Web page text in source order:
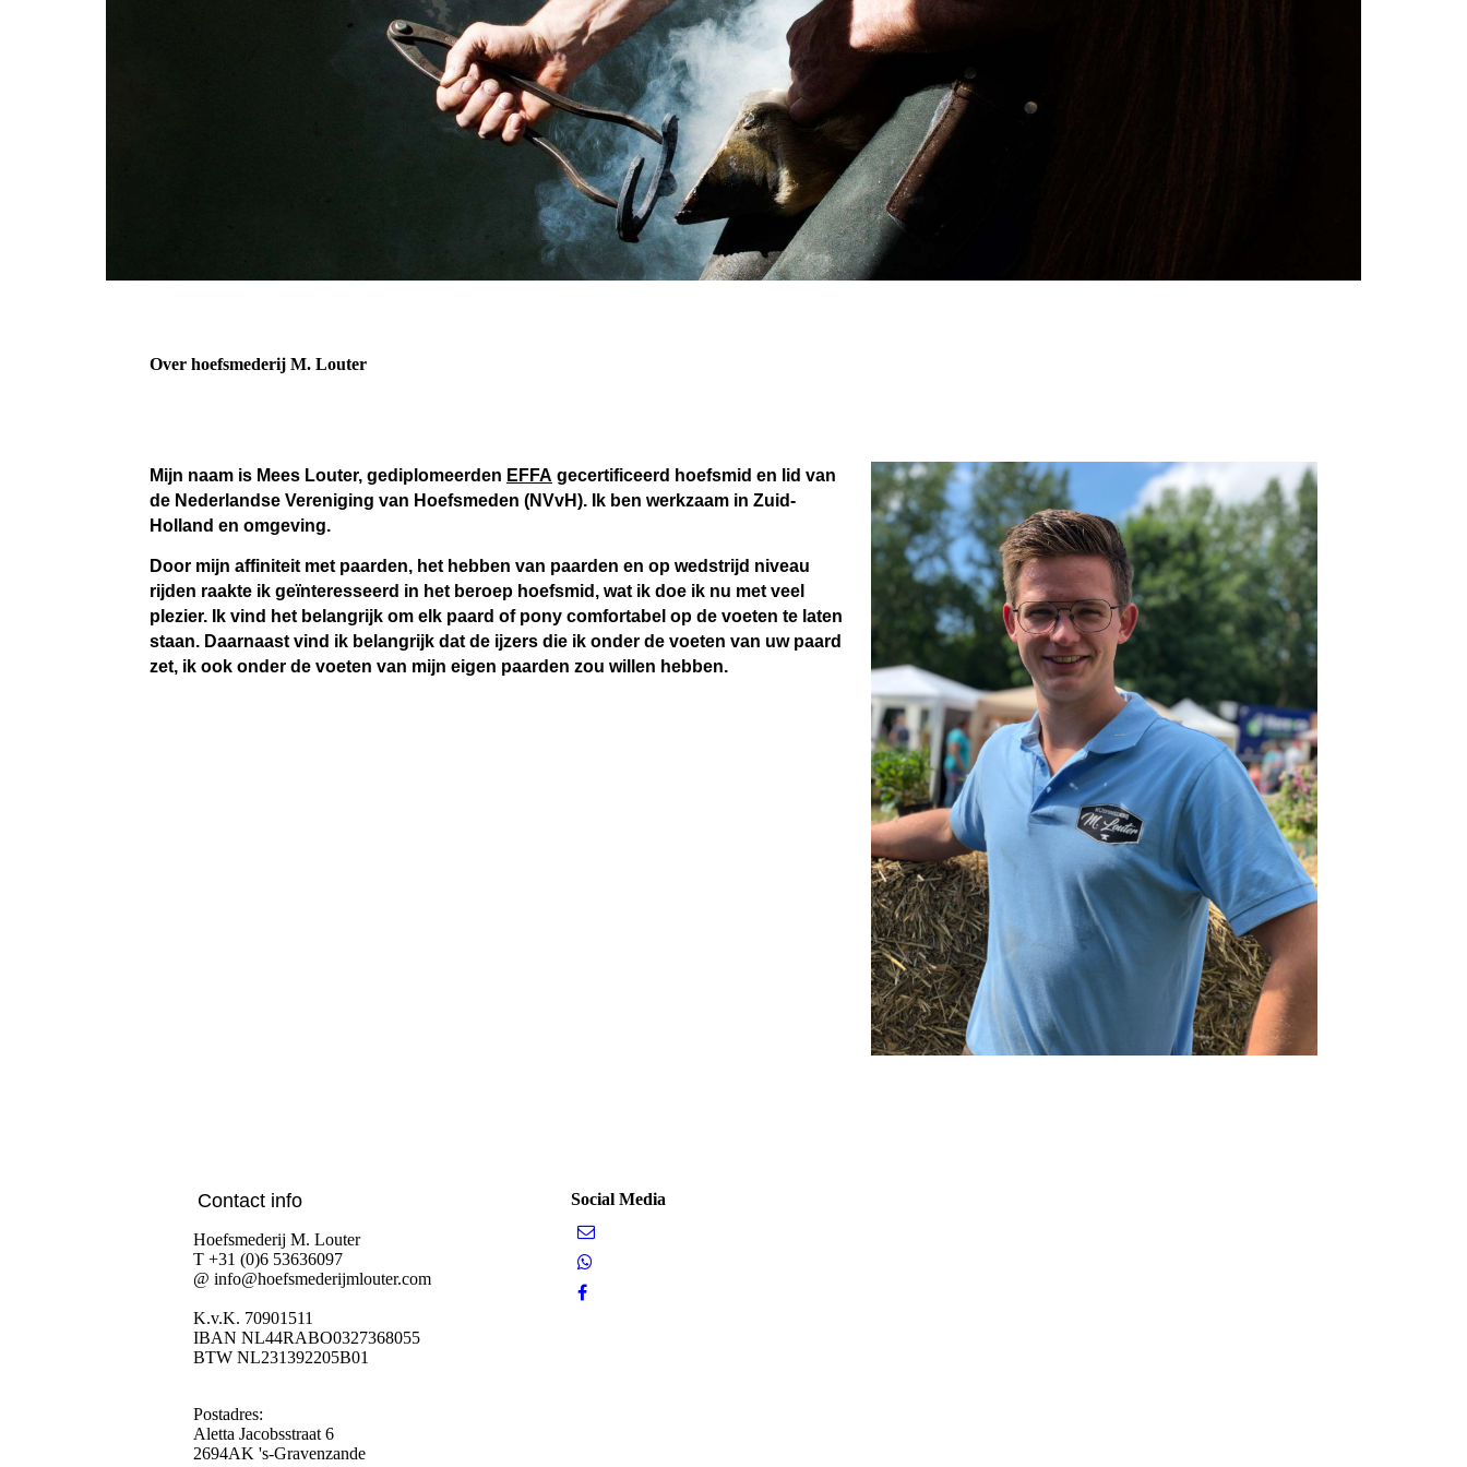
Over hoefsmederij M. Louter
Mijn naam is Mees Louter, gediplomeerden EFFA gecertificeerd hoefsmid en lid van
de Nederlandse Vereniging van Hoefsmeden (NVvH). Ik ben werkzaam in Zuid-
Holland en omgeving.
Door mijn affiniteit met paarden, het hebben van paarden en op wedstrijd niveau
rijden raakte ik geïnteresseerd in het beroep hoefsmid, wat ik doe ik nu met veel
plezier.
Ik vind het belangrijk om elk paard of pony comfortabel op de voeten te laten
staan. Daarnaast vind ik belangrijk dat de ijzers die ik onder de voeten van uw paard
zet, ik ook onder de voeten van mijn eigen paarden zou willen hebben.
Contact info
Hoefsmederij M. Louter
T +31 (0)6 53636097
@ info@hoefsmederijmlouter.com
K.v.K. 70901511
IBAN NL44RABO0327368055
BTW NL231392205B01
Postadres:
Aletta Jacobsstraat 6
2694AK 's-Gravenzande
Social Media